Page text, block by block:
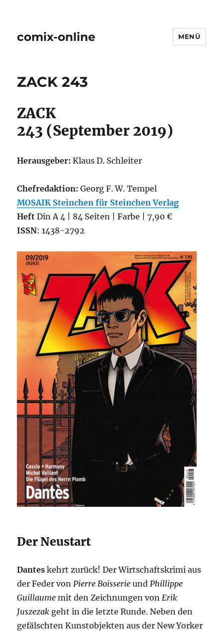
comix-online MENÜ
ZACK 243
ZACK
243 (September 2019)
Herausgeber:Klaus D. Schleiter
Chefredaktion: Georg F. W. Tempel
MOSAIK Steinchen für Steinchen Verlag
Heft Din A 4 | 84 Seiten | Farbe | 7,90 €
ISSN: 1438-2792
Der Neustart
Dantes kehrt zurück! Der Wirtschaftskrimi aus
der Feder vonPierre Boisserie undPhillippe
Guillaume mit den Zeichnungen vonErik
Juszezak geht in die letzte Runde. Neben den
gefälschten Kunstobjekten aus der New Yorker